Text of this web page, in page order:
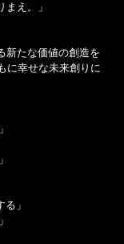
まえ。」
新たな価値の創造を
に幸せな未来創りに
」